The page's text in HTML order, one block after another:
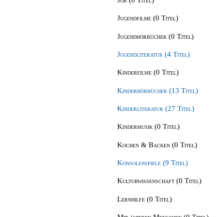
Jugendfilme (0 Titel)
Jugendhörbücher (0 Titel)
Jugendliteratur (4 Titel)
Kinderfilme (0 Titel)
Kinderhörbücher (13 Titel)
Kinderliteratur (27 Titel)
Kindermusik (0 Titel)
Kochen & Backen (0 Titel)
Konsolenspiele (9 Titel)
Kulturwissenschaft (0 Titel)
Lernhilfe (0 Titel)